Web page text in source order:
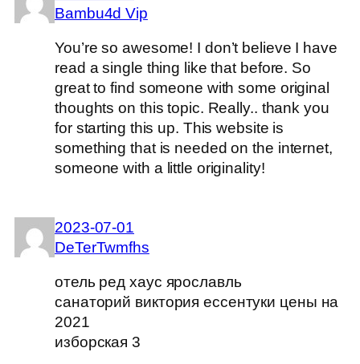
Bambu4d Vip
You’re so awesome! I don’t believe I have
read a single thing like that before. So
great to find someone with some original
thoughts on this topic. Really.. thank you
for starting this up. This website is
something that is needed on the internet,
someone with a little originality!
2023-07-01
DeTerTwmfhs
отель ред хаус ярославль
санаторий виктория ессентуки цены на
2021
изборская 3